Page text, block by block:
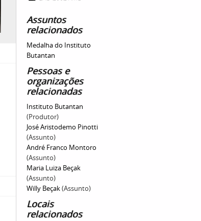
Assuntos
relacionados
Medalha do Instituto
Butantan
Pessoas e
organizações
relacionadas
Instituto Butantan
(Produtor)
José Aristodemo Pinotti
(Assunto)
André Franco Montoro
(Assunto)
Maria Luiza Beçak
(Assunto)
Willy Beçak(Assunto)
Locais
relacionados